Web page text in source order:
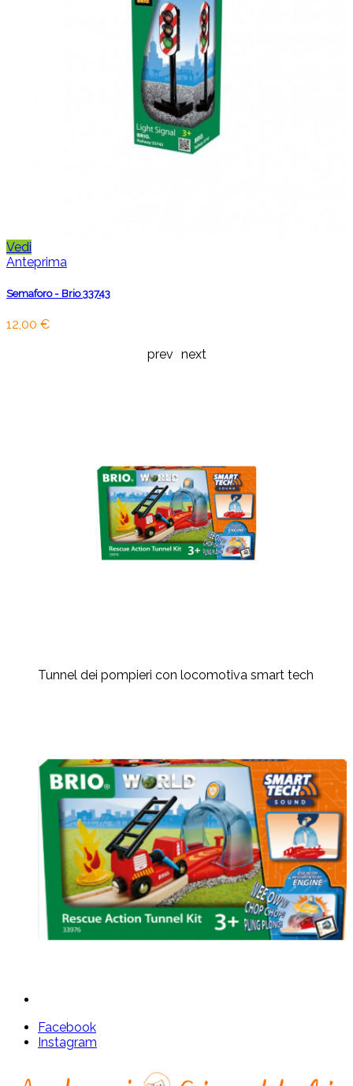
Vedi
Anteprima
Semaforo - Brio 33743
12,00 €
prev next
Tunnel dei pompieri con locomotiva smart tech
Facebook
Instagram